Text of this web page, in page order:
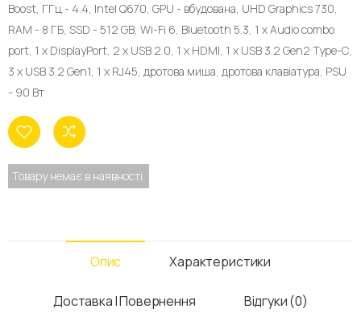
Boost, ГГц - 4.4, Intel Q670, GPU - вбудована, UHD Graphics 730,
RAM - 8 ГБ, SSD - 512 GB, Wi-Fi 6, Bluetooth 5.3, 1 х Audio combo
port, 1 x DisplayPort, 2 x USB 2.0, 1 х HDMI, 1 x USB 3.2 Gen2 Type-C,
3 x USB 3.2 Gen1, 1 x RJ45, дротова миша, дротова клавіатура, PSU
- 90 Вт
Товару немає в наявності.
Опис Характеристики
Доставка І Повернення Відгуки (0)